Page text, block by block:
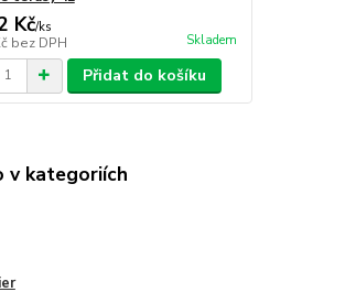
Kč/ks
bez DPH Skladem
Přidat do košíku
v kategoriích